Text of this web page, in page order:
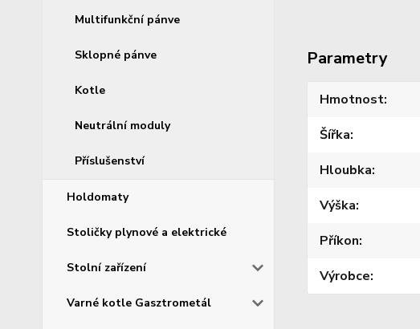
Multifunkční pánve
Sklopné pánve
Kotle
Neutrální moduly
Příslušenství
Holdomaty
Stoličky plynové a elektrické
Stolní zařízení
Varné kotle Gasztrometál
Parametry
Hmotnost
Šířka
Hloubka
Výška
Příkon
Výrobce